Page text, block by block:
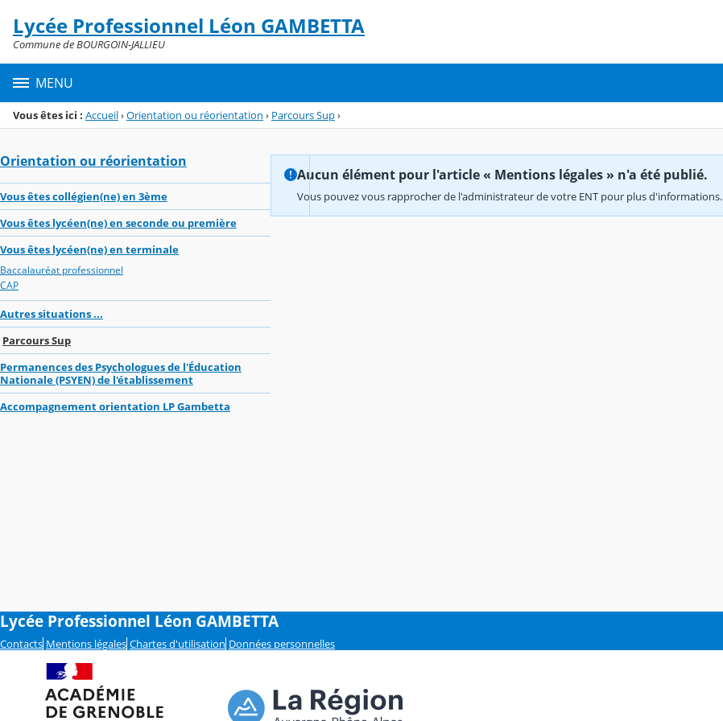
Menu de la rubrique
Contenu
Lycée Professionnel Léon GAMBETTA
Commune de BOURGOIN-JALLIEU
MENU
Vous êtes ici : Accueil›Orientation ou réorientation › Parcours Sup›
Orientation ou réorientation
Vous êtes collégien(ne) en 3ème
Vous êtes lycéen(ne) en seconde ou première
Vous êtes lycéen(ne) en terminale
Baccalauréat professionnel
CAP
Autres situations ...
Parcours Sup
Permanences des Psychologues de l'Éducation
Nationale (PSYEN) de l'établissement
Accompagnement orientation LP Gambetta
Aucun élément pour l'article « Mentions légales » n'a été publié.
Vous pouvez vous rapprocher de l'administrateur de votre ENT pour plus d'informations.
Lycée Professionnel Léon GAMBETTA
Contacts Mentions légales Chartes d'utilisation Données personnelles